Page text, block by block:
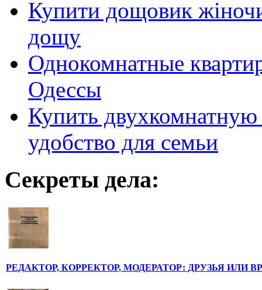
Купити дощовик
дощу
Однокомнатные
Одессы
Купить
удобство для семьи
Секреты дела:
РЕДАКТОР, КОРРЕКТОР, МОДЕРАТОР: ДРУЗЬЯ ИЛИ